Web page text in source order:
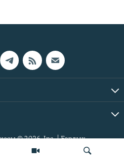
© 2026, Inc. | Барлық